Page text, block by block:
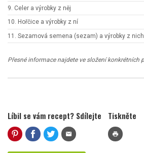
9. Celer a výrobky z něj
10. Hořčice a výrobky z ní
11. Sezamová semena (sezam) a výrobky z nich
Přesné informace najdete ve složení konkrétních
Líbil se vám recept? Sdílejte
mail
Tiskněte
print